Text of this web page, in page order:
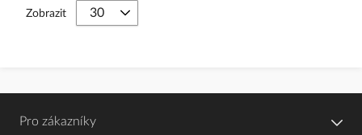
Zobrazit
Pro zákazníky